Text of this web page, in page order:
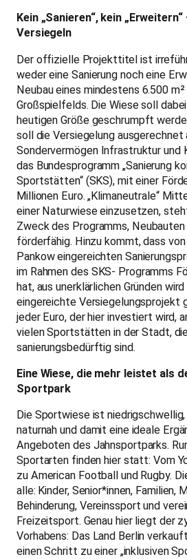
Kein „Sanieren“, kein
Versiegeln
Der offizielle Projekttitel ist
weder eine Sanierung noch eine
Neubau eines mindestens 6.500
Großspielfelds. Die Wiese soll
heutigen Größe geschrumpft
soll die Versiegelung ausgerechnet
Sondervermögen Infrastruktur und
das Bundesprogramm „Sanierung
Sportstätten“ (SKS), mit einer
Millionen Euro. „Klimaneutrale“
einer Naturwiese einzusetzen,
Zweck des Programms,
förderfähig. Hinzu kommt, dass
Pankow eingereichten
im Rahmen des SKS- Programms
hat, aus unerklärlichen Gründen
eingereichte Versiegelungsprojekt
jeder Euro, der hier investiert wird,
vielen Sportstätten in der Stadt,
sanierungsbedürftig sind.
Eine Wiese, die mehr leistet als
Sportpark
Die Sportwiese ist
naturnah und damit eine ideale
Angeboten des Jahnsportparks.
Sportarten finden hier statt: Vom
zu American Football und Rugby.
alle: Kinder, Senior*innen, Familien,
Behinderung, Vereinssport und
Freizeitsport. Genau hier liegt der
Vorhabens: Das Land Berlin
einen Schritt zu einer „inklusiven